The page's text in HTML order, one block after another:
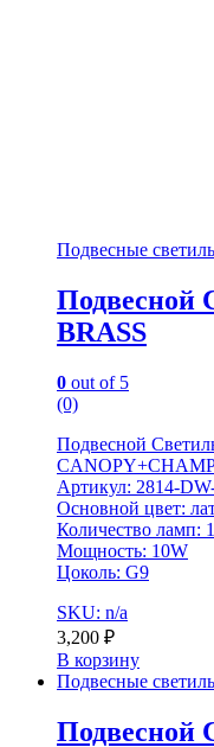
Подвесные
Подвесной
BRASS
0 out of 5
(0)
Подвесной
Артикул: 2814-
Основной цвет:
Количество ламп: 1
Мощность: 10W
Цоколь: G9
SKU: n/a
3,200 ₽
В корзину
Подвесные
Подвесной